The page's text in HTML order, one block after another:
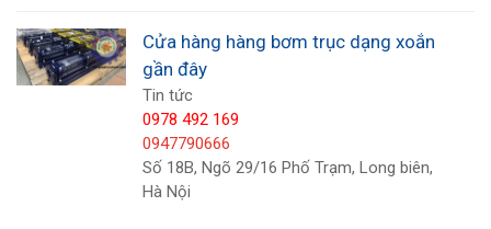
Các bộ phận của bơm đóng vai trò khác nhau tạo
nên hệ thống bơm hoàn hảo có nhiều ứng dụng
Cửa hàng hàng bơm trục dạng xoắn
gần đây
Tin tức
0978 492 169
0947790666
Số 18B, Ngõ 29/16 Phố Trạm, Long biên,
Hà Nội